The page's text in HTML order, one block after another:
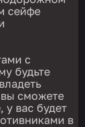
сейфе
с
будьте
сможете
у вас будет
в